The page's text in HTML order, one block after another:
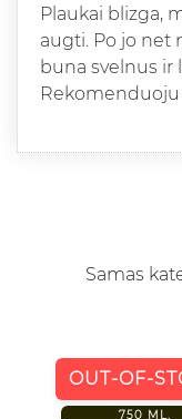
Plaukai blizga,
augti. Po jo net
buna svelnus ir
Rekomenduoju
Samas
OUT-OF-
750 ML.